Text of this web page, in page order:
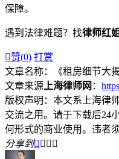
保障。
遇到法律难题？找律师红
赞(0) 打赏
文章名称：《租房细节大
文章来源 上海律师网 ：
版权声明：本文系上海律
交流之用。请于下载后24
何形式的商业使用。违者
分享到   